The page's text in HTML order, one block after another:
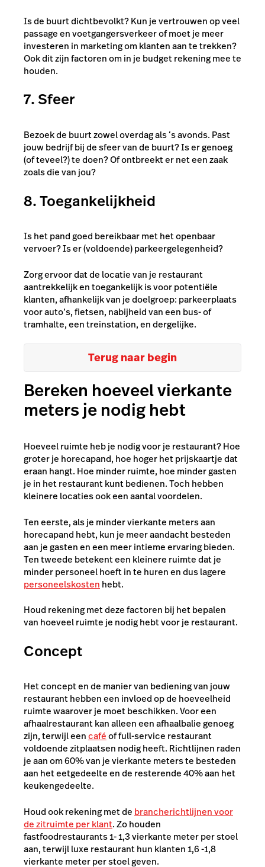
Is de buurt dichtbevolkt? Kun je vertrouwen op veel
passage en voetgangersverkeer of moet je meer
investeren in marketing om klanten aan te trekken?
Ook dit zijn factoren om in je budget rekening mee te
houden.
7. Sfeer
Bezoek de buurt zowel overdag als ‘s avonds. Past
jouw bedrijf bij de sfeer van de buurt? Is er genoeg
(of teveel?) te doen? Of ontbreekt er net een zaak
zoals die van jou?
8. Toegankelijkheid
Is het pand goed bereikbaar met het openbaar
vervoer? Is er (voldoende) parkeergelegenheid?
Zorg ervoor dat de locatie van je restaurant
aantrekkelijk en toegankelijk is voor potentiële
klanten, afhankelijk van je doelgroep: parkeerplaats
voor auto’s, fietsen, nabijheid van een bus- of
tramhalte, een treinstation, en dergelijke.
Terug naar begin
Bereken hoeveel vierkante
meters je nodig hebt
Hoeveel ruimte heb je nodig voor je restaurant? Hoe
groter je horecapand, hoe hoger het prijskaartje dat
eraan hangt. Hoe minder ruimte, hoe minder gasten
je in het restaurant kunt bedienen. Toch hebben
kleinere locaties ook een aantal voordelen.
Ten eerste, als je minder vierkante meters aan
horecapand hebt, kun je meer aandacht besteden
aan je gasten en een meer intieme ervaring bieden.
Ten tweede betekent een kleinere ruimte dat je
minder personeel hoeft in te huren en dus lagere
personeelskosten hebt.
Houd rekening met deze factoren bij het bepalen
van hoeveel ruimte je nodig hebt voor je restaurant.
Concept
Het concept en de manier van bediening van jouw
restaurant hebben een invloed op de hoeveelheid
ruimte waarover je moet beschikken. Voor een
afhaalrestaurant kan alleen een afhaalbalie genoeg
zijn, terwijl eencaféof full-service restaurant
voldoende zitplaatsen nodig heeft. Richtlijnen raden
je aan om 60% van je vierkante meters te besteden
aan het eetgedeelte en de resterende 40% aan het
keukengedeelte.
Houd ook rekening met de brancherichtlijnen voor
de zitruimte per klant. Zo houden
fastfoodrestaurants 1- 1,3 vierkante meter per stoel
aan, terwijl luxe restaurant hun klanten 1,6 -1,8
vierkante meter per stoel geven.